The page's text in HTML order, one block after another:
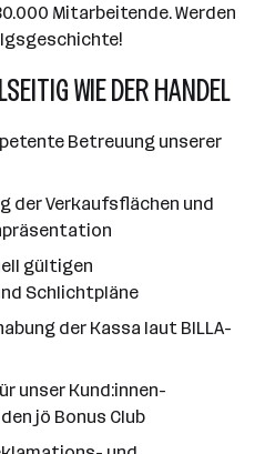
Mitarbeitende. Werden
WIE DER HANDEL
Betreuung unserer
der Verkaufsflächen und
gültigen
Schlichtpläne
der Kassa laut BILLA-
unser Kund:innen-
jö Bonus Club